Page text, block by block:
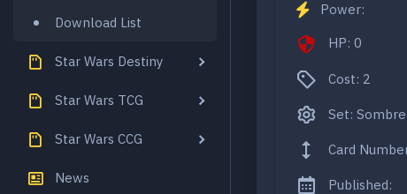
Download List
Star Wars Destiny
Star Wars TCG
Star Wars CCG
News
Power:
HP: 0
Cost: 2
Set:
Card
Published: